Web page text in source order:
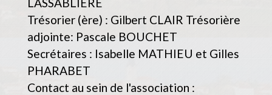
Trésorier (ère) : Gilbert CLAIR Trésorière
adjointe: Pascale BOUCHET
Secrétaires : Isabelle MATHIEU et Gilles
PHARABET
Contact au sein de l'association :